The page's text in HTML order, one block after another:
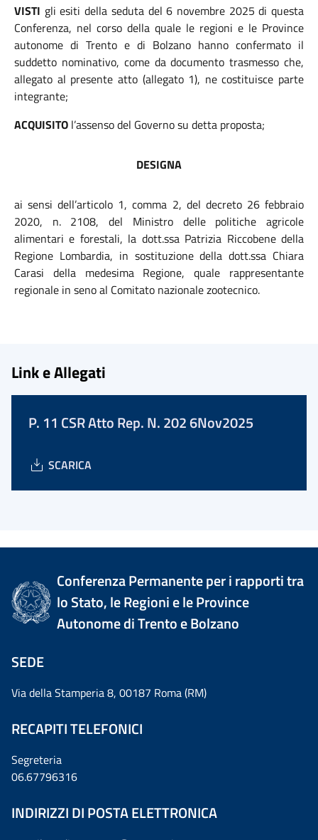
VISTI gli esiti della seduta del 6 novembre 2025 di questa
Conferenza, nel corso della quale le regioni e le Province
autonome di Trento e di Bolzano hanno confermato il
suddetto nominativo, come da documento trasmesso che,
allegato al presente atto (allegato 1), ne costituisce parte
integrante;
ACQUISITO l’assenso del Governo su detta proposta;
DESIGNA
ai sensi dell’articolo 1, comma 2, del decreto 26 febbraio
2020, n. 2108, del Ministro delle politiche agricole
alimentari e forestali, la dott.ssa Patrizia Riccobene della
Regione Lombardia, in sostituzione della dott.ssa Chiara
Carasi della medesima Regione, quale rappresentante
regionale in seno al Comitato nazionale zootecnico.
Link e Allegati
P. 11 CSR Atto Rep. N. 202 6Nov2025
SCARICA
Conferenza Permanente per i rapporti tra
lo Stato, le Regioni e le Province
Autonome di Trento e Bolzano
SEDE
Via della Stamperia 8, 00187 Roma (RM)
RECAPITI TELEFONICI
Segreteria
06.67796316
INDIRIZZI DI POSTA ELETTRONICA